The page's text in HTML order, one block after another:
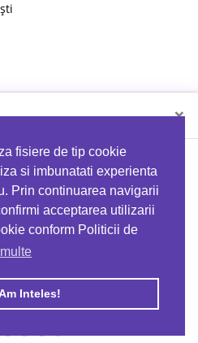
fisiere de tip cookie
si imbunatati experienta
Prin continuarea navigarii
acceptarea utilizarii
conform Politicii de
Inteles!
S.R.L
×
comandă folosind codul
acum